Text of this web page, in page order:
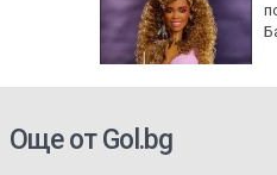
Още от Gol.bg